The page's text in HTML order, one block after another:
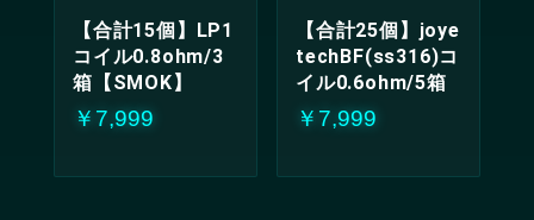
【合計15個】LP1
コイル0.8ohm/3
箱【SMOK】
￥7,999
【合計25個】joye
techBF(ss316)コ
イル0.6ohm/5箱
￥7,999